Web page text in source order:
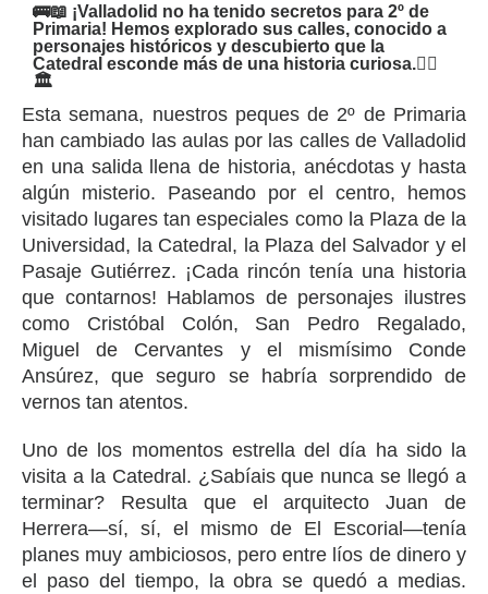
🚌📖 ¡Valladolid no ha tenido secretos para 2º de
Primaria! Hemos explorado sus calles, conocido a
personajes históricos y descubierto que la
Catedral esconde más de una historia curiosa.🚶‍♂️
🏛️
Esta semana, nuestros peques de 2º de Primaria
han cambiado las aulas por las calles de Valladolid
en una salida llena de historia, anécdotas y hasta
algún misterio. Paseando por el centro, hemos
visitado lugares tan especiales como la Plaza de la
Universidad, la Catedral, la Plaza del Salvador y el
Pasaje Gutiérrez. ¡Cada rincón tenía una historia
que contarnos! Hablamos de personajes ilustres
como Cristóbal Colón, San Pedro Regalado,
Miguel de Cervantes y el mismísimo Conde
Ansúrez, que seguro se habría sorprendido de
vernos tan atentos.
Uno de los momentos estrella del día ha sido la
visita a la Catedral. ¿Sabíais que nunca se llegó a
terminar? Resulta que el arquitecto Juan de
Herrera—sí, sí, el mismo de El Escorial—tenía
planes muy ambiciosos, pero entre líos de dinero y
el paso del tiempo, la obra se quedó a medias.